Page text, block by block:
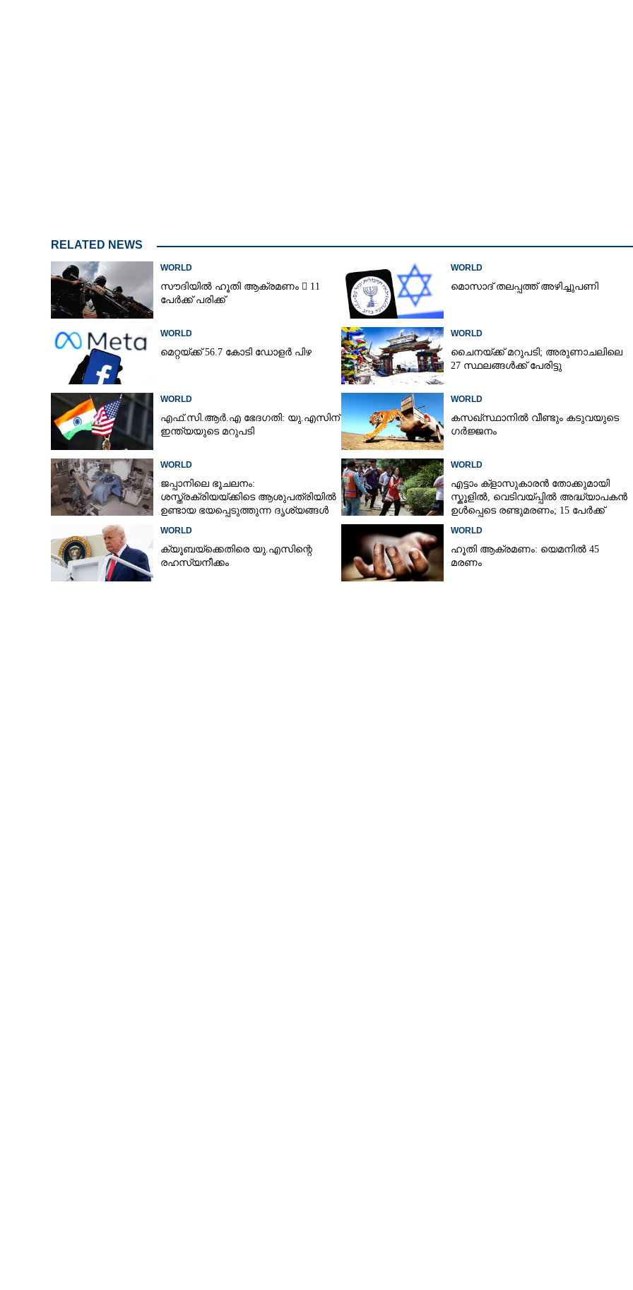
RELATED NEWS
WORLD
സൗദിയിൽ ഹൂതി ആക്രമണം  11
പേർക്ക് പരിക്ക്
WORLD
മൊസാദ് തലപ്പത്ത് അഴിച്ചുപണി
WORLD
മെറ്റയ്ക്ക് 56.7 കോടി ഡോളർ പിഴ
WORLD
ചൈനയ്ക്ക് മറുപടി; അരുണാചലിലെ
27 സ്ഥലങ്ങൾക്ക് പേരിട്ടു
WORLD
എഫ്.സി.ആർ.എ ഭേദഗതി: യു.എസിന്
ഇന്ത്യയുടെ മറുപടി
WORLD
കസഖ്‌സ്ഥാനിൽ വീണ്ടും കടുവയുടെ
ഗർജ്ജനം
WORLD
ജപ്പാനിലെ ഭൂചലനം:
ശസ്ത്രക്രിയ‌യ്‌ക്കി‌ടെ ആശുപത്രിയിൽ
ഉണ്ടായ ഭയപ്പെടുത്തുന്ന ദൃശ്യങ്ങൾ
WORLD
എട്ടാം ക്ളാസുകാരൻ തോക്കുമായി
സ്കൂളിൽ, വെടിവയ്പ്പിൽ അദ്ധ്യാപകൻ
ഉൾപ്പെടെ രണ്ടുമരണം; 15 പേർക്ക്
WORLD
ക്യൂബയ്‌ക്കെതിരെ യു.എസിന്റെ
രഹസ്യനീക്കം
WORLD
ഹൂതി ആക്രമണം: യെമനിൽ 45
മരണം
പറക്കുന്നതിനിടെ ശ്രീലങ്കൻ
എയർലൈൻസിന്റെ വിമാനത്തിന്
ഇടിമിന്നലേറ്റു; 207 യാത്രക്കാർ,
അടിയന്തര ലാൻഡിംഗ്
Share this link